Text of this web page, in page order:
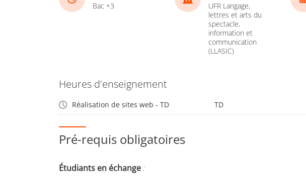
Bac +3
UFR Langage,
lettres et arts du
spectacle,
information et
communication
(LLASIC)
Heures d'enseignement
Réalisation de sites web - TD TD
Pré-requis obligatoires
Étudiants en échange: